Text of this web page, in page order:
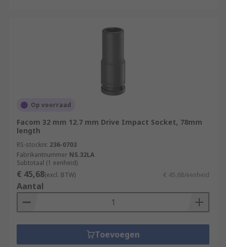
Op voorraad
Facom 32 mm 12.7 mm Drive Impact Socket, 78mm
length
RS-stocknr. 236-0703
Fabrikantnummer NS.32LA
Subtotaal (1 eenheid)
€ 45,68(excl. BTW) € 45,68/eenheid
Aantal
Toevoegen